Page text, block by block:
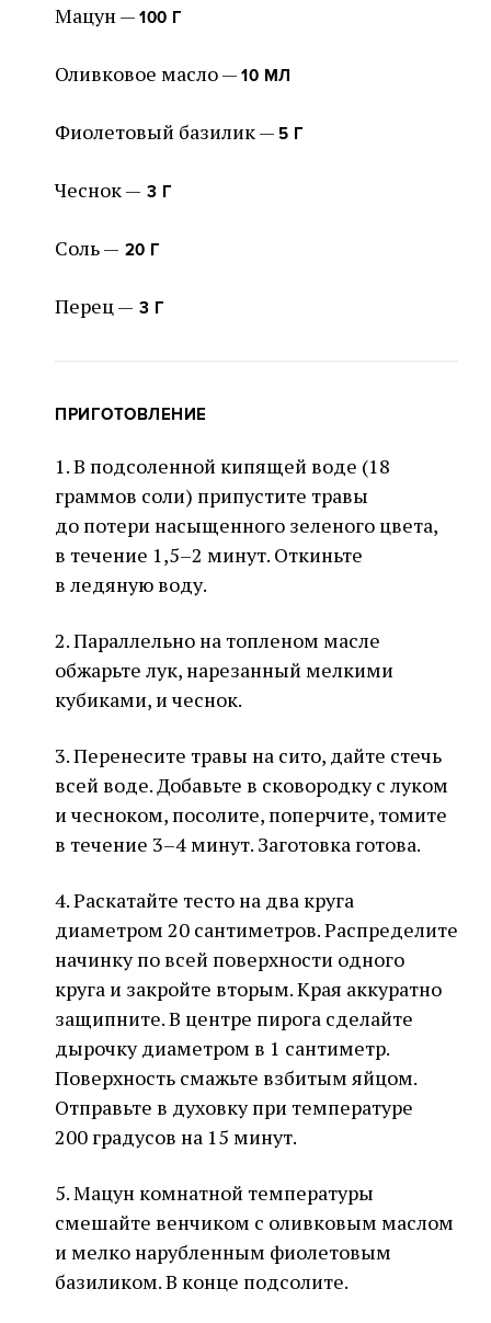
Мацун — 100 Г
Оливковое масло — 10 МЛ
Фиолетовый базилик — 5 Г
Чеснок — 3 Г
Соль — 20 Г
Перец — 3 Г
ПРИГОТОВЛЕНИЕ
1. В подсоленной кипящей воде (18
граммов соли) припустите травы
до потери насыщенного зеленого цвета,
в течение 1,5–2 минут. Откиньте
в ледяную воду.
2. Параллельно на топленом масле
обжарьте лук, нарезанный мелкими
кубиками, и чеснок.
3. Перенесите травы на сито, дайте стечь
всей воде. Добавьте в сковородку с луком
и чесноком, посолите, поперчите, томите
в течение 3–4 минут. Заготовка готова.
4. Раскатайте тесто на два круга
диаметром 20 сантиметров. Распределите
начинку по всей поверхности одного
круга и закройте вторым. Края аккуратно
защипните. В центре пирога сделайте
дырочку диаметром в 1 сантиметр.
Поверхность смажьте взбитым яйцом.
Отправьте в духовку при температуре
200 градусов на 15 минут.
5. Мацун комнатной температуры
смешайте венчиком с оливковым маслом
и мелко нарубленным фиолетовым
базиликом. В конце подсолите.